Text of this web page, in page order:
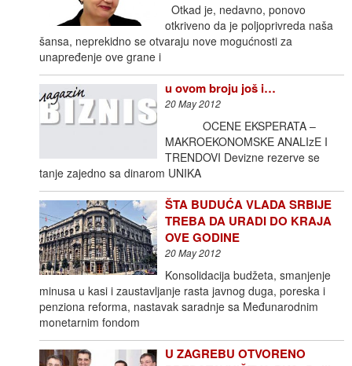
Otkad je, nedavno, ponovo
otkriveno da je poljoprivreda naša
šansa, neprekidno se otvaraju nove mogućnosti za
unapređenje ove grane i
u ovom broju još i…
20 May 2012
OCENE EKSPERATA –
MAKROEKONOMSKE ANALIzE I
TRENDOVI Devizne rezerve se
tanje zajedno sa dinarom UNIKA
ŠTA BUDUĆA VLADA SRBIJE
TREBA DA URADI DO KRAJA
OVE GODINE
20 May 2012
Konsolidacija budžeta, smanjenje
minusa u kasi i zaustavljanje rasta javnog duga, poreska i
penziona reforma, nastavak saradnje sa Međunarodnim
monetarnim fondom
U ZAGREBU OTVORENO